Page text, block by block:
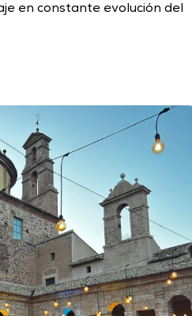
en constante evolución del